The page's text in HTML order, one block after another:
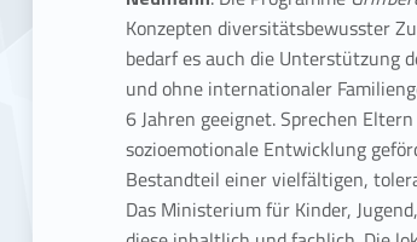
Konzepten diversitätsbewusster
bedarf es auch die Unterstützung
und ohne internationaler
6 Jahren geeignet. Sprechen
sozioemotionale Entwicklung
Bestandteil einer vielfältigen,
Das Ministerium für Kinder,